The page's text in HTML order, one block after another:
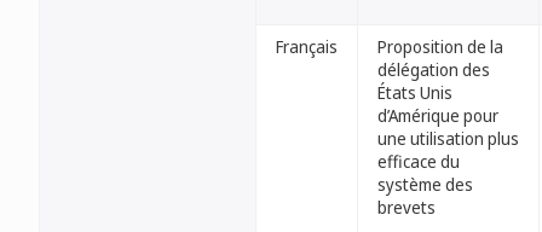
Français
Proposition de la
délégation des
États Unis
d’Amérique pour
une utilisation plus
efficace du
système des
brevets